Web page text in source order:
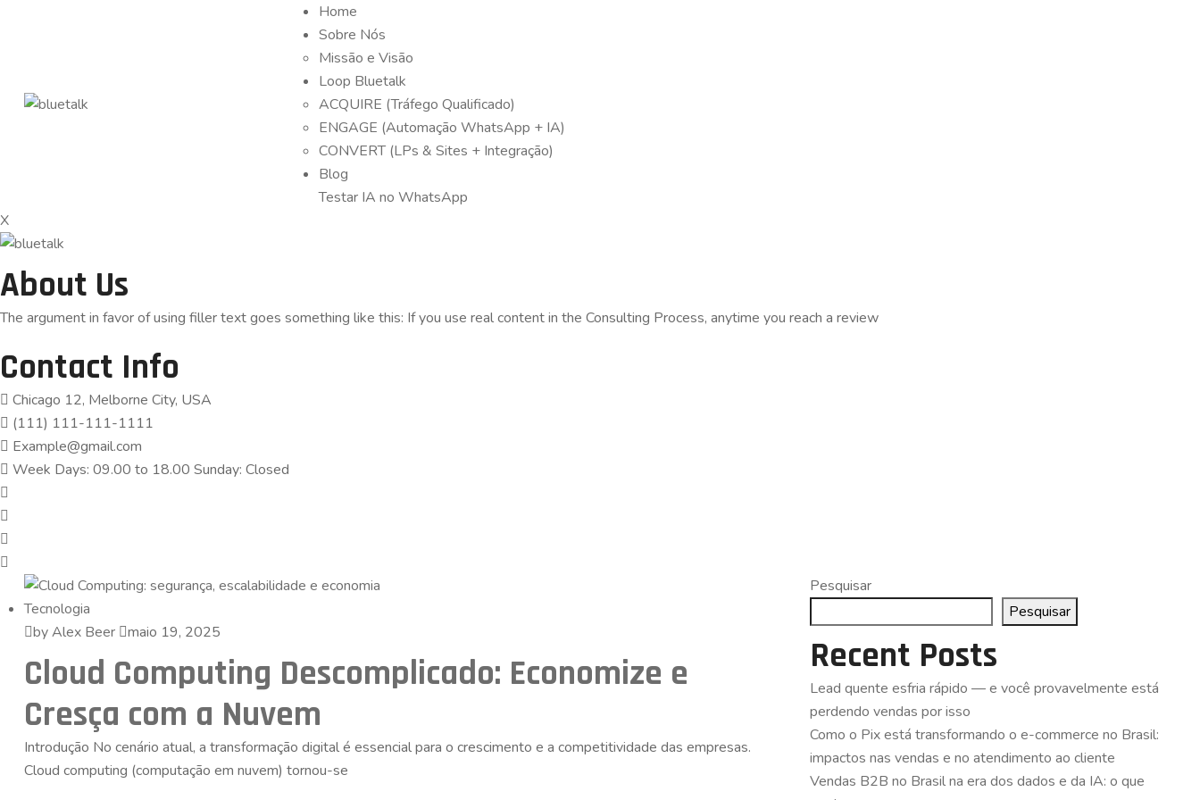
Home
Sobre Nós
Missão e Visão
Loop Bluetalk
ACQUIRE (Tráfego Qualificado)
ENGAGE (Automação WhatsApp + IA)
CONVERT (LPs & Sites + Integração)
Blog
Testar IA no WhatsApp
X
About Us
The argument in favor of using filler text goes something like this: If you use real content in the Consulting Process, anytime you reach a review
Contact Info
Chicago 12, Melborne City, USA
(111) 111-111-1111
Example@gmail.com
Week Days: 09.00 to 18.00 Sunday: Closed
Tecnologia
by Alex Beer
maio 19, 2025
Cloud Computing Descomplicado: Economize e
Cresça com a Nuvem
Introdução No cenário atual, a transformação digital é essencial para o crescimento e a competitividade das empresas.
Cloud computing (computação em nuvem) tornou-se
Pesquisar
Pesquisar
Recent Posts
Lead quente esfria rápido — e você provavelmente está
perdendo vendas por isso
Como o Pix está transformando o e-commerce no Brasil:
impactos nas vendas e no atendimento ao cliente
Vendas B2B no Brasil na era dos dados e da IA: o que